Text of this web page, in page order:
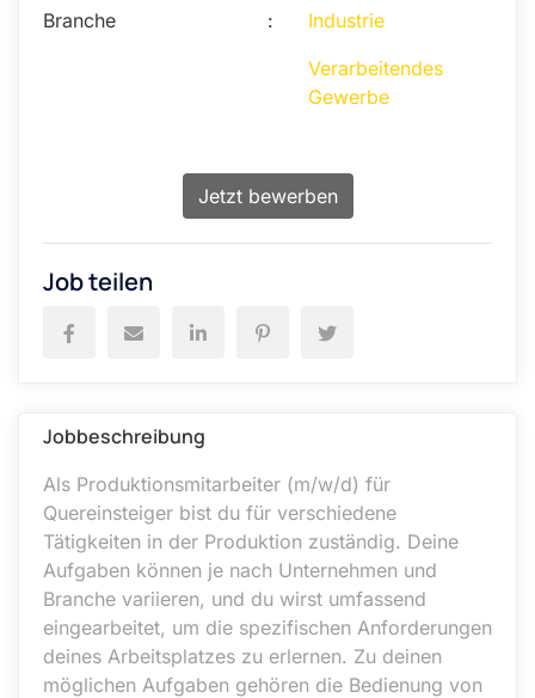
Branche
:
Industrie
Verarbeitendes
Gewerbe
Jetzt bewerben
Job teilen
Jobbeschreibung
Als Produktionsmitarbeiter (m/w/d) für
Quereinsteiger bist du für verschiedene
Tätigkeiten in der Produktion zuständig. Deine
Aufgaben können je nach Unternehmen und
Branche variieren, und du wirst umfassend
eingearbeitet, um die spezifischen Anforderungen
deines Arbeitsplatzes zu erlernen. Zu deinen
möglichen Aufgaben gehören die Bedienung von